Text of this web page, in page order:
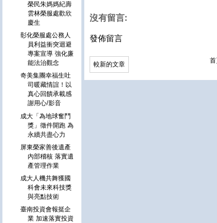
沒有留言:
發佈留言
較新的文章
榮民朱媽媽紀壽
雲林榮服處歡欣
慶生
彰化榮服處公務人
員利益衝突迴避
專案宣導 強化廉
能法治觀念
奇美集團幸福生吐
司暖藏情誼！以
真心回饋承載感
謝用心/影音
成大「為地球奮鬥
獎」徵件開跑 為
永續共盡心力
屏東榮家善後遺產
內部稽核 落實遺
產管理作業
成大人機共舞獲國
科會未來科技獎
與亮點技術
臺南投資會報挺企
業 加速落實投資